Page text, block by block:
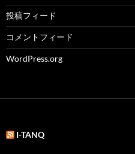
投稿フィード
コメントフィード
WordPress.org
I-TANQ